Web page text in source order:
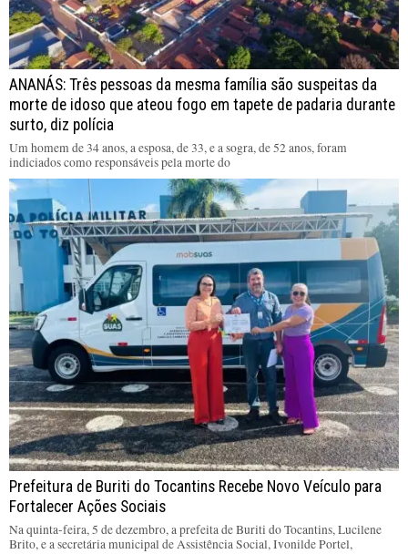
ANANÁS: Três pessoas da mesma família são suspeitas da
morte de idoso que ateou fogo em tapete de padaria durante
surto, diz polícia
Um homem de 34 anos, a esposa, de 33, e a sogra, de 52 anos, foram
indiciados como responsáveis pela morte do
Prefeitura de Buriti do Tocantins Recebe Novo Veículo para
Fortalecer Ações Sociais
Na quinta-feira, 5 de dezembro, a prefeita de Buriti do Tocantins, Lucilene
Brito, e a secretária municipal de Assistência Social, Ivonilde Portel,